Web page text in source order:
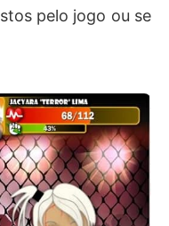
pelo jogo ou se